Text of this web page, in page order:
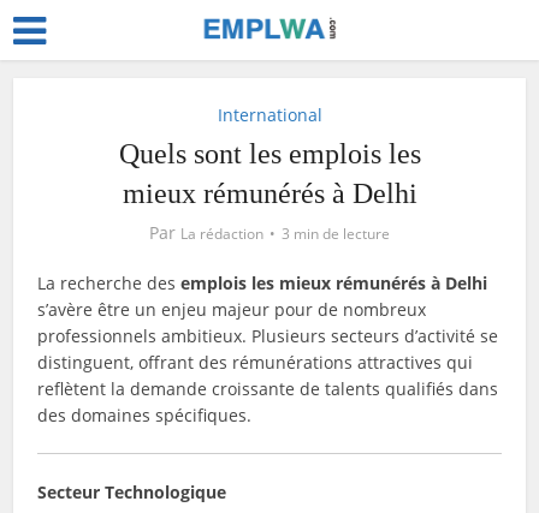
International
Quels sont les emplois les
mieux rémunérés à Delhi
Par La rédaction 3 min de lecture
La recherche desemplois les mieux rémunérés à Delhi
s’avère être un enjeu majeur pour de nombreux
professionnels ambitieux. Plusieurs secteurs d’activité se
distinguent, offrant des rémunérations attractives qui
reflètent la demande croissante de talents qualifiés dans
des domaines spécifiques.
Secteur Technologique